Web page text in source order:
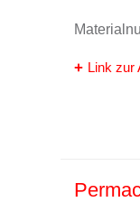
Link zur